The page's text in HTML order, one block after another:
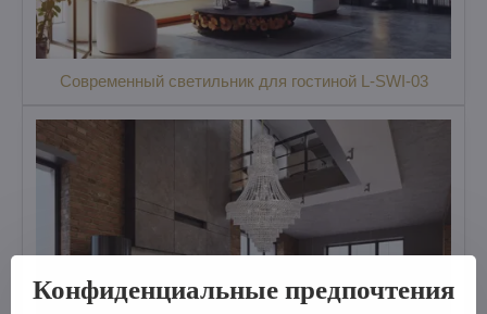
Современный светильник для гостиной L-SWI-03
Конфиденциальные предпочтения